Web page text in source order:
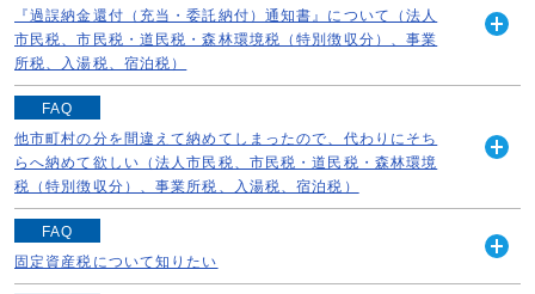
続きを読む
25年12月31日までの期間の利率 ア 納期限の翌日から1
月を経過する日までの期間：年7.3%（注1） イ ア経
過後の期間：年14.6% ...
続きを読む
『過誤納金還付（充当・委託納付）通知書』について（法人
市民税、市民税・道民税・森林環境税（特別徴収分）、事業
所税、入湯税、宿泊税）
お納めいただいた税金のうち、納めすぎている金額がある
ので「お返しいたします」というお知らせです。 他に未
納の税金等がある場合は、未納分へ充てさせていただいた
上で、充当の内容を記載してあります。 ...
続きを読む
FAQ
他市町村の分を間違えて納めてしまったので、代わりにそち
らへ納めて欲しい（法人市民税、市民税・道民税・森林環境
税（特別徴収分）、事業所税、入湯税、宿泊税）
過誤納金の還付は、税法上、納税義務者に対して還付しな
ければならず、お客様に代わって他市町村に納めることは
できません。ご了承ください。 なお、誤って納められた
FAQ
固定資産税について知りたい